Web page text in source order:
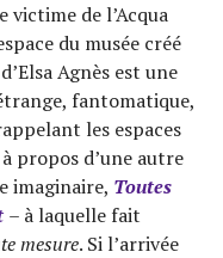
victime de l’Acqua
du musée créé
Agnès est une
fantomatique,
les espaces
propos d’une autre
imaginaire, Toutes
– à laquelle fait
mesure. Si l’arrivée